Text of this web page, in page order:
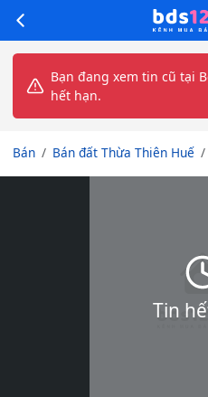
Bạn đang xem tin cũ tại
hết hạn.
Bán Bán đất Thừa Thiên Huế
Tin